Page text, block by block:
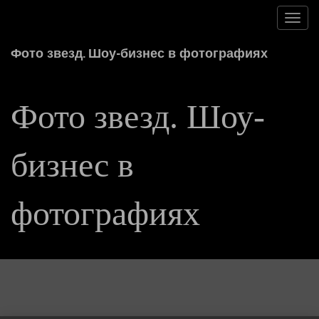
Фото звезд. Шоу-бизнес в фотографиях
Фото звезд. Шоу-
бизнес в
фотографиях